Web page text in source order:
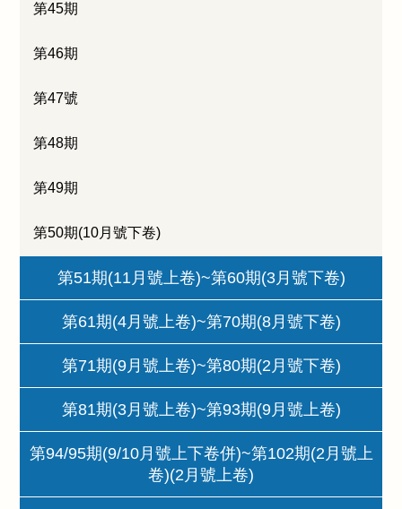
第45期
第46期
第47號
第48期
第49期
第50期(10月號下卷)
第51期(11月號上卷)~第60期(3月號下卷)
第61期(4月號上卷)~第70期(8月號下卷)
第71期(9月號上卷)~第80期(2月號下卷)
第81期(3月號上卷)~第93期(9月號上卷)
第94/95期(9/10月號上下卷併)~第102期(2月號上
卷)(2月號上卷)